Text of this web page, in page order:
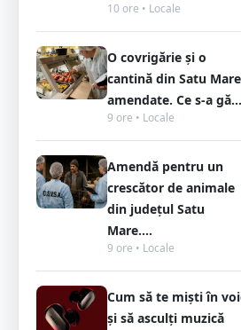
10 ore • Locale
O covrigărie și o
cantină din Satu
amendate. Ce s-a gă...
9 ore • Locale
Amendă pentru un
crescător de animale
din județul Satu
Mare....
9 ore • Locale
Cum să te miști în
și să asculți muzică